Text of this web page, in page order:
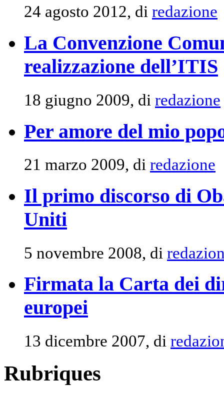
24 agosto 2012, di redazione
La Convenzione
realizzazione dell’ITIS
18 giugno 2009, di redazione
Per amore del mio
21 marzo 2009, di redazione
Il primo discorso di
Uniti
5 novembre 2008, di
Firmata la Carta dei
europei
13 dicembre 2007, di
Rubriques